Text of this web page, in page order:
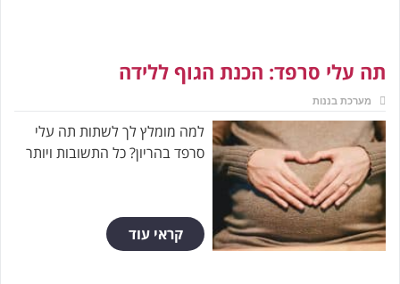
תה עלי סרפד: הכנת הגוף ללידה
מערכת בננות
למה מומלץ לך לשתות תה עלי
סרפד בהריון? כל התשובות ויותר
קראי עוד